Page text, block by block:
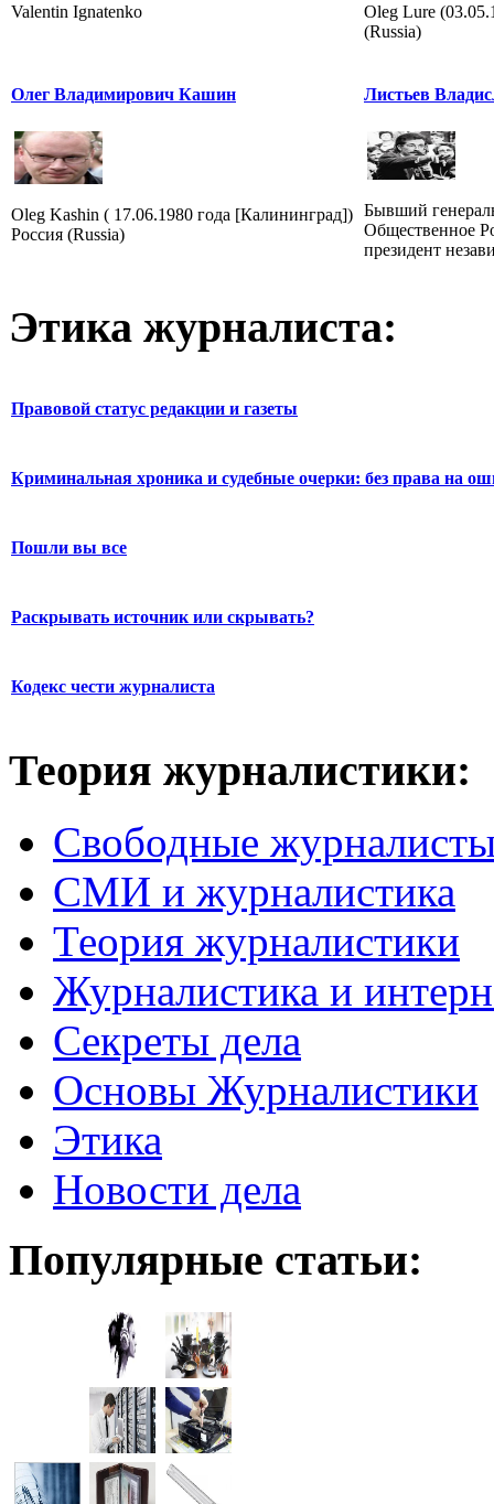
Valentin Ignatenko
Oleg Lure
(Russia)
Олег Владимирович Кашин
Oleg Kashin ( 17.06.1980 года [Калининград])
Россия (Russia)
Листьев
Бывший
Общественное
президент
Этика журналиста:
Правовой статус редакции и газеты
Криминальная хроника и судебные очерки: без права на
Пошли вы все
Раскрывать источник или скрывать?
Кодекс чести журналиста
Теория журналистики:
Свободные
СМИ и журналистика
Теория журналистики
Журналистика и
Секреты дела
Основы Журналистики
Этика
Новости дела
Популярные статьи: